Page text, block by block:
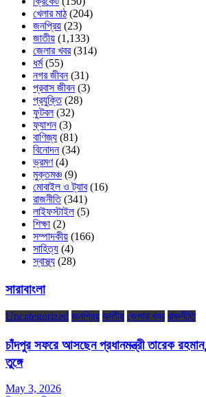
খেলার মাঠ(204)
জনপ্রিয় (23)
জাতীয় (1,133)
জেলার খবর(314)
ধর্ম(55)
নগর জীবন(31)
প্রবাস জীবন(3)
প্রযুক্তি(28)
ফুটবল(32)
ফ্যাশন(3)
বাণিজ্য (81)
বিনোদন(34)
ভ্রমণ(4)
মুক্তমঞ্চ (9)
মোবাইল ও ট্যাব(16)
রাজনীতি(341)
লাইফস্টাইল(5)
শিক্ষা (2)
সম্পাদকীয় (166)
সাহিত্য (4)
স্বাস্থ্য (28)
সারাবাংলা
Uncategorized জনপ্রিয় জাতীয় জেলার খবর রাজনীতি
চাঁদপুর সফরে আসছেন প্রধানমন্ত্রী তারেক
তুঙ্গে
May 3, 2026